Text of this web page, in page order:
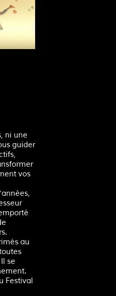
ni une
guider
vos
au
se
Festival